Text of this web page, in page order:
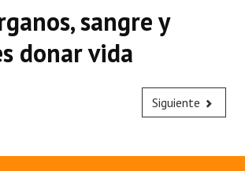
sangre y
donar vida
Siguiente